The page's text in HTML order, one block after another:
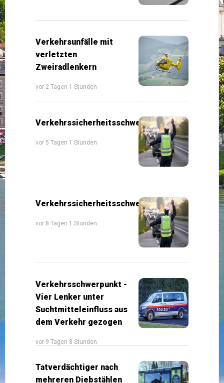
Verkehrsunfälle mit
verletzten
Zweiradlenkern
vor 2 Tagen 1 Stunden
Verkehrssicherheitsschwerpunkte
vor 5 Tagen 1 Stunden
Verkehrssicherheitsschwerpunkte
vor 8 Tagen 1 Stunden
Verkehrsschwerpunkt -
Vier Lenker unter
Suchtmitteleinfluss aus
dem Verkehr gezogen
vor 9 Tagen 8 Stunden
Tatverdächtiger nach
mehreren Diebstählen